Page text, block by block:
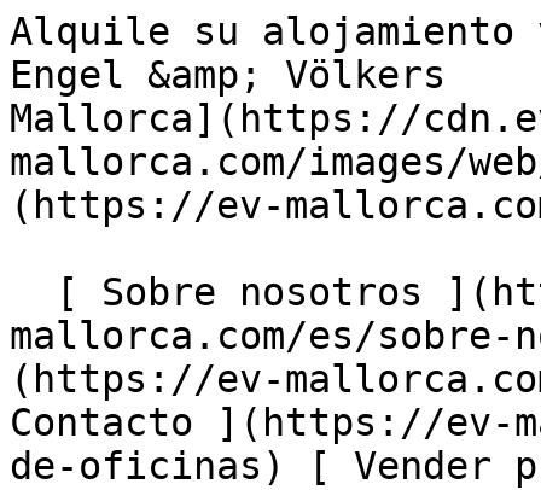
Alquile su alojamiento vacacional en Mallorca con Engel &amp; Völkers                [ ![EV Mallorca](https://cdn.ev-mallorca.com/images/web/EV_Logo_RGB.svg) ](https://ev-mallorca.com/es)  Mallorca  

  [ Sobre nosotros ](https://ev-mallorca.com/es/sobre-nosotros) [ Sobre Mallorca ](https://ev-mallorca.com/es/sobre-mallorca) [ Contacto ](https://ev-mallorca.com/es/ubicaciones-de-oficinas) [ Vender propiedad ](https://ev-mallorca.com/es/vender-propiedad-mallorca) [    Mi cuenta  ](https://ev-mallorca.com/es/mi-cuenta)   Español       [ English ](https://ev-mallorca.com/en/holiday-rentals?hsCtaAttrib=172086381573)    [ Deutsch ](https://ev-mallorca.com/de/holiday-rentals?hsCtaAttrib=172086381573)   [ Català ](https://ev-mallorca.com/ca/lloguer-vacacional?hsCtaAttrib=172086381573)   [ Svenska ](https://ev-mallorca.com/sv/holiday-rentals?hsCtaAttrib=172086381573)   [ Français ](https://ev-mallorca.com/fr/holiday-rentals?hsCtaAttrib=172086381573)   [ Polski ](https://ev-mallorca.com/pl/wynajmy-wakacyjne?hsCtaAttrib=172086381573)   [ Italiano ](https://ev-mallorca.com/it/affitti-vacanze?hsCtaAttrib=172086381573)   [ Dutch ](https://ev-mallorca.com/nl/vakantieverhuren?hsCtaAttrib=172086381573)   [ Русский ](https://ev-mallorca.com/ru/kratkosrochnaya-arenda?hsCtaAttrib=172086381573)   [ Dansk ](https://ev-mallorca.com/da/ferieudlejning?hsCtaAttrib=172086381573)   

  Comprar  [ Todas las propiedades ](https://ev-mallorca.com/es/inmobiliaria-mallorca?contract_type=0) [ Casa ](https://ev-mallorca.com/es/inmobiliaria-mallorca?contract_type=0&type%5B0%5D=0) [ Finca ](https://ev-mallorca.com/es/inmobiliaria-mallorca?contract_type=0&type%5B0%5D=1) [ Apartamento ](https://ev-mallorca.com/es/inmobiliaria-mallorca?contract_type=0&type%5B0%5D=2) [ Ático ](https://ev-mallorca.com/es/inmobiliaria-mallorca?contract_type=0&type%5B0%5D=5) [ Solares ](https://ev-mallorca.com/es/inmobiliaria-mallorca?contract_type=0&type%5B0%5D=3) [ Obra nueva ](https://ev-mallorca.com/es/inmobiliaria-mallorca?contract_type=0&type%5B0%5D=development) 

  Alquilar  [ Todas las propiedades ](https://ev-mallorca.com/es/inmobiliaria-mallorca?contract_type=1) [ Casa ](https://ev-mallorca.com/es/inmobiliaria-mallorca?contract_type=1&type%5B0%5D=0) [ Finca ](https://ev-mallorca.com/es/inmobiliaria-mallorca?contract_type=1&type%5B0%5D=1) [ Apartamento ](https://ev-mallorca.com/es/inmobiliaria-mallorca?contract_type=1&type%5B0%5D=2) [ Ático ](https://ev-mallorca.com/es/inmobiliaria-mallorca?contract_type=1&type%5B0%5D=5) 

  Alquiler Vacacional  [ Todas las propiedades ](https://ev-mallorca.com/es/alquiler-vacacional) [ Casa ](https://ev-mallorca.com/es/alquiler-vacacional?type%5B0%5D=0) [ Finca ](https://ev-mallorca.com/es/alquiler-vacacional?type%5B0%5D=1) [ Apartamento ](https://ev-mallorca.com/es/alquiler-vacacional?type%5B0%5D=2) [ Ático ](https://ev-mallorca.com/es/alquiler-vacacional?type%5B0%5D=5) 

  Comercial  [ Todas las propiedades ](https://ev-mallorca.com/es/propiedades-comerciales) [ Agricultura y bosques ](https://ev-mallorca.com/es/propiedades-comerciales?type%5B0%5D=6) [ Hotel ](https://ev-mallorca.com/es/propiedades-comerciales?type%5B0%5D=7) [ Industria ](https://ev-mallorca.com/es/propiedades-comerciales?type%5B0%5D=8) [ Inversión ](https://ev-mallorca.com/es/propiedades-comerciales?type%5B0%5D=9) [ Gastronomía ](https://ev-mallorca.com/es/propiedades-comerciales?type%5B0%5D=10) [ Solares ](https://ev-mallorca.com/es/propiedades-comerciales?type%5B0%5D=11) [ Oficina ](https://ev-mallorca.com/es/propiedades-comerciales?type%5B0%5D=12) [ Otros ](https://ev-mallorca.com/es/propiedades-comerciales?type%5B0%5D=13) [ Tienda ](https://ev-mallorca.com/es/propiedades-comerciales?type%5B0%5D=14) 

 [ Obra nueva ](https://ev-mallorca.com/es/obra-nueva-mallorca) 

     Español       [ English ](https://ev-mallorca.com/en/holiday-rentals?hsCtaAttrib=172086381573)    [ Deutsch ](https://ev-mallorca.com/de/holiday-rentals?hsCtaAttrib=172086381573)   [ Català ](https://ev-mallorca.com/ca/lloguer-vacacional?hsCtaAttrib=172086381573)   [ Svenska ](https://ev-mallorca.com/sv/holiday-rentals?hsCtaAttrib=172086381573)   [ Français ](https://ev-mallorca.com/fr/holiday-rentals?hsCtaAttrib=172086381573)   [ Polski ](https://ev-mallorca.com/pl/wynajmy-wakacyjne?hsCtaAttrib=172086381573)   [ Italiano ](https://ev-mallorca.com/it/affitti-vacanze?hsCtaAttrib=172086381573)   [ Dutch ](https://ev-mallorca.com/nl/vakantieverhuren?hsCtaAttrib=172086381573)   [ Русский ](https://ev-mallorca.com/ru/kratkosrochnaya-